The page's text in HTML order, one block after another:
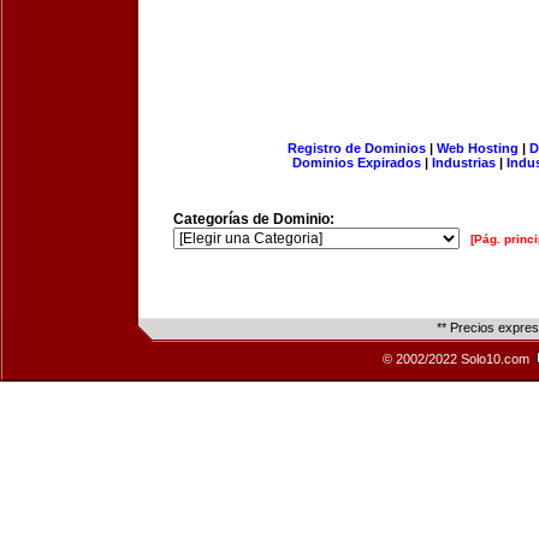
Registro de Dominios| Web Hosting |
Dominios Expirados | Industrias |
Categorías de Dominio:
[Pág.
** Precios
© 2002/2022 Solo10.com